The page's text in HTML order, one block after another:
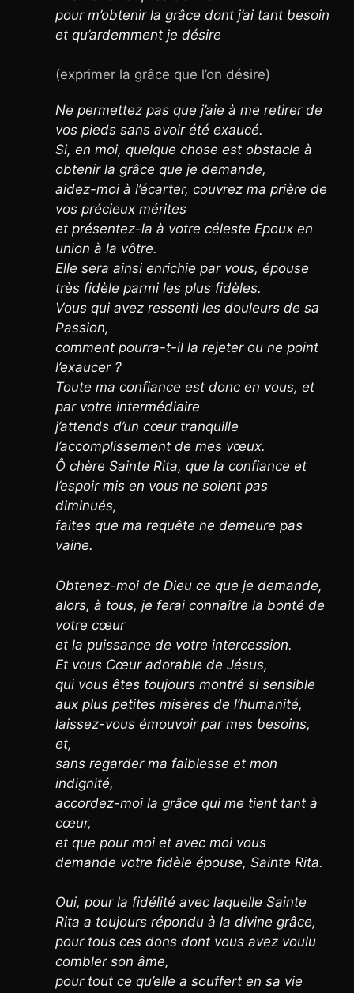
pour m’obtenir la grâce dont j’ai tant besoin
et qu’ardemment je désire
(exprimer la grâce que l’on désire)
Ne permettez pas que j’aie à me retirer de
vos pieds sans avoir été exaucé.
Si, en moi, quelque chose est obstacle à
obtenir la grâce que je demande,
aidez-moi à l’écarter, couvrez ma prière de
vos précieux mérites
et présentez-la à votre céleste Epoux en
union à la vôtre.
Elle sera ainsi enrichie par vous, épouse
très fidèle parmi les plus fidèles.
Vous qui avez ressenti les douleurs de sa
Passion,
comment pourra-t-il la rejeter ou ne point
l’exaucer ?
Toute ma confiance est donc en vous, et
par votre intermédiaire
j’attends d’un cœur tranquille
l’accomplissement de mes vœux.
Ô chère Sainte Rita, que la confiance et
l’espoir mis en vous ne soient pas
diminués,
faites que ma requête ne demeure pas
vaine.
Obtenez-moi de Dieu ce que je demande,
alors, à tous, je ferai connaître la bonté de
votre cœur
et la puissance de votre intercession.
Et vous Cœur adorable de Jésus,
qui vous êtes toujours montré si sensible
aux plus petites misères de l’humanité,
laissez-vous émouvoir par mes besoins,
et,
sans regarder ma faiblesse et mon
indignité,
accordez-moi la grâce qui me tient tant à
cœur,
et que pour moi et avec moi vous
demande votre fidèle épouse, Sainte Rita.
Oui, pour la fidélité avec laquelle Sainte
Rita a toujours répondu à la divine grâce,
pour tous ces dons dont vous avez voulu
combler son âme,
pour tout ce qu’elle a souffert en sa vie